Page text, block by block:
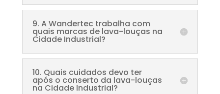
9. A Wandertec trabalha com
quais marcas de lava-louças na
Cidade Industrial?
10. Quais cuidados devo ter
após o conserto da lava-louças
na Cidade Industrial?